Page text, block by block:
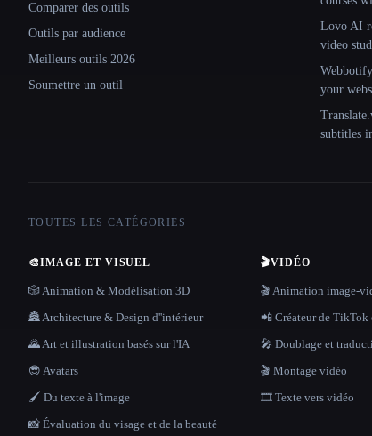
Comparer des outils
Outils par audience
Meilleurs outils 2026
Soumettre un outil
Lovo AI
video
your
subtitles
TOUTES LES CATÉGORIES
🎨IMAGE ET VISUEL
🎲 Animation & Modélisation 3D
🏯 Architecture & Design d''intérieur
🌄 Art et illustration basés sur l'IA
😎 Avatars
🖌️ Du texte à l'image
📸 Évaluation du visage et de la beauté
🎬VIDÉO
🎬 Animation image-
📲 Créateur de TikTok
🎤 Doublage et
🎬 Montage vidéo
🎞️ Texte vers vidéo